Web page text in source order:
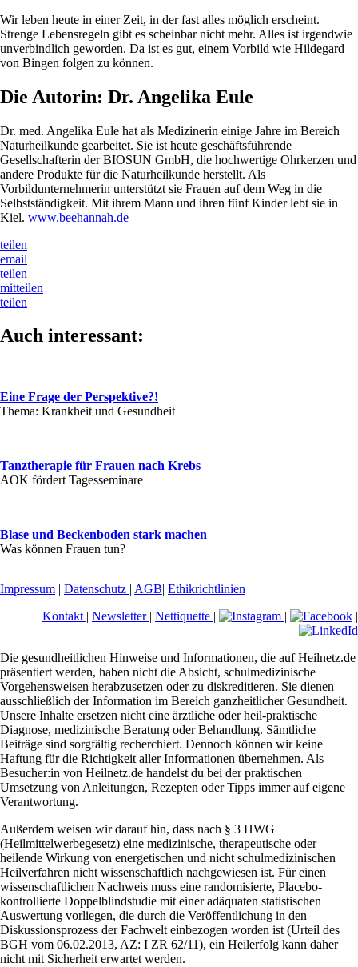
Wir leben heute in einer Zeit, in der fast alles möglich erscheint.
Strenge Lebensregeln gibt es scheinbar nicht mehr. Alles ist irgendwie
unverbindlich geworden. Da ist es gut, einem Vorbild wie Hildegard
von Bingen folgen zu können.
Die Autorin: Dr. Angelika Eule
Dr. med. Angelika Eule hat als Medizinerin einige Jahre im Bereich
Naturheilkunde gearbeitet. Sie ist heute geschäftsführende
Gesellschafterin der BIOSUN GmbH, die hochwertige Ohrkerzen und
andere Produkte für die Naturheilkunde herstellt. Als
Vorbildunternehmerin unterstützt sie Frauen auf dem Weg in die
Selbstständigkeit. Mit ihrem Mann und ihren fünf Kinder lebt sie in
Kiel. www.beehannah.de
teilen
email
teilen
mitteilen
teilen
Auch interessant:
Eine Frage der Perspektive?!
Thema: Krankheit und Gesundheit
Tanztherapie für Frauen nach Krebs
AOK fördert Tagesseminare
Blase und Beckenboden stark machen
Was können Frauen tun?
Impressum | Datenschutz | AGB| Ethikrichtlinien
Kontakt | Newsletter | Nettiquette | | |
Die gesundheitlichen Hinweise und Informationen, die auf Heilnetz.de
präsentiert werden, haben nicht die Absicht, schulmedizinische
Vorgehensweisen herabzusetzen oder zu diskreditieren. Sie dienen
ausschließlich der Information im Bereich ganzheitlicher Gesundheit.
Unsere Inhalte ersetzen nicht eine ärztliche oder heil-praktische
Diagnose, medizinische Beratung oder Behandlung. Sämtliche
Beiträge sind sorgfältig recherchiert. Dennoch können wir keine
Haftung für die Richtigkeit aller Informationen übernehmen. Als
Besucher:in von Heilnetz.de handelst du bei der praktischen
Umsetzung von Anleitungen, Rezepten oder Tipps immer auf eigene
Verantwortung.
Außerdem weisen wir darauf hin, dass nach § 3 HWG
(Heilmittelwerbegesetz) eine medizinische, therapeutische oder
heilende Wirkung von energetischen und nicht schulmedizinischen
Heilverfahren nicht wissenschaftlich nachgewiesen ist. Für einen
wissenschaftlichen Nachweis muss eine randomisierte, Placebo-
kontrollierte Doppelblindstudie mit einer adäquaten statistischen
Auswertung vorliegen, die durch die Veröffentlichung in den
Diskussionsprozess der Fachwelt einbezogen worden ist (Urteil des
BGH vom 06.02.2013, AZ: I ZR 62/11), ein Heilerfolg kann daher
nicht mit Sicherheit erwartet werden.